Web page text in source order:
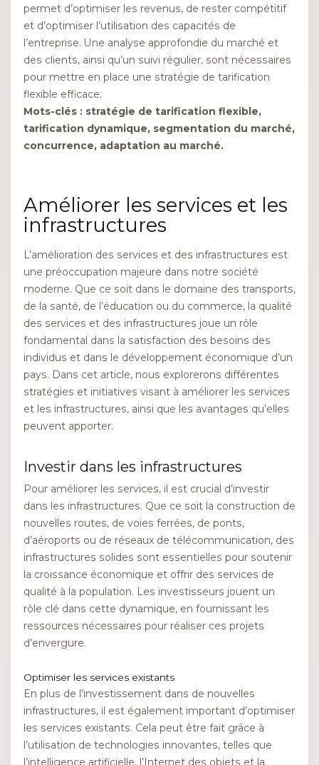
permet d’optimiser les revenus, de rester compétitif
et d’optimiser l’utilisation des capacités de
l’entreprise. Une analyse approfondie du marché et
des clients, ainsi qu’un suivi régulier, sont nécessaires
pour mettre en place une stratégie de tarification
flexible efficace.
Mots-clés : stratégie de tarification flexible,
tarification dynamique, segmentation du marché,
concurrence, adaptation au marché.
Améliorer les services et les
infrastructures
L’amélioration des services et des infrastructures est
une préoccupation majeure dans notre société
moderne. Que ce soit dans le domaine des transports,
de la santé, de l’éducation ou du commerce, la qualité
des services et des infrastructures joue un rôle
fondamental dans la satisfaction des besoins des
individus et dans le développement économique d’un
pays. Dans cet article, nous explorerons différentes
stratégies et initiatives visant à améliorer les services
et les infrastructures, ainsi que les avantages qu’elles
peuvent apporter.
Investir dans les infrastructures
Pour améliorer les services, il est crucial d’investir
dans les infrastructures. Que ce soit la construction de
nouvelles routes, de voies ferrées, de ponts,
d’aéroports ou de réseaux de télécommunication, des
infrastructures solides sont essentielles pour soutenir
la croissance économique et offrir des services de
qualité à la population. Les investisseurs jouent un
rôle clé dans cette dynamique, en fournissant les
ressources nécessaires pour réaliser ces projets
d’envergure.
Optimiser les services existants
En plus de l’investissement dans de nouvelles
infrastructures, il est également important d’optimiser
les services existants. Cela peut être fait grâce à
l’utilisation de technologies innovantes, telles que
l’intelligence artificielle, l’Internet des objets et la